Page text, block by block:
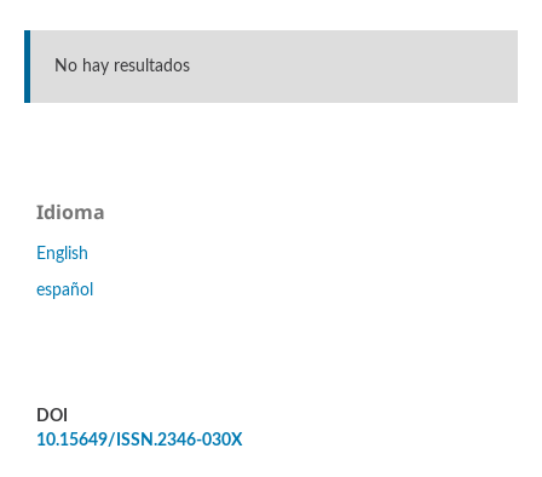
No hay resultados
Idioma
English
español
DOI
10.15649/ISSN.2346-030X